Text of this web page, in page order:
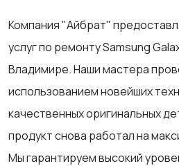
Компания "Айбрат"
услуг по ремонту Samsung
Владимире. Наши мастера
использованием новейших
качественных оригинальных
продукт снова работал на
Мы гарантируем высокий